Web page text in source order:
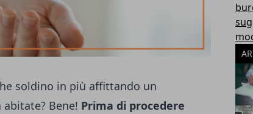
soldino in più affittando un
Bene! Prima di procedere